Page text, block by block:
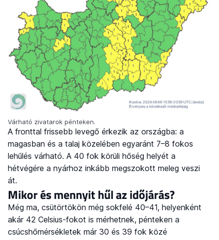
Várható zivatarok pénteken.
A fronttal frissebb levegő érkezik az országba: a
magasban és a talaj közelében egyaránt 7–8 fokos
lehűlés várható. A 40 fok körüli hőség helyét a
hétvégére a nyárhoz inkább megszokott meleg veszi
át.
Mikor és mennyit hűl az időjárás?
Még ma, csütörtökön még sokfelé 40–41, helyenként
akár 42 Celsius-fokot is mérhetnek, pénteken a
csúcshőmérsékletek már 30 és 39 fok közé